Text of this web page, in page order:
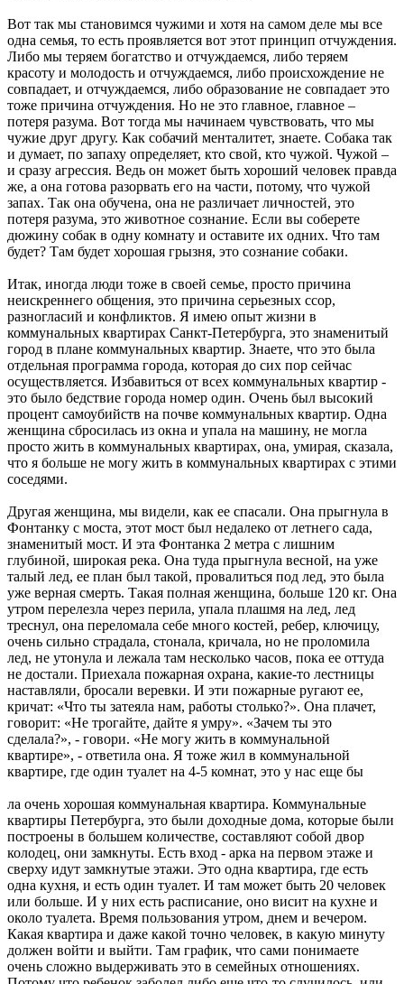
Вот так мы становимся чужими и хотя на самом деле мы все
одна семья, то есть проявляется вот этот принцип отчуждения.
Либо мы теряем богатство и отчуждаемся, либо теряем
красоту и молодость и отчуждаемся, либо происхождение не
совпадает, и отчуждаемся, либо образование не совпадает это
тоже причина отчуждения. Но не это главное, главное –
потеря разума. Вот тогда мы начинаем чувствовать, что мы
чужие друг другу. Как собачий менталитет, знаете. Собака так
и думает, по запаху определяет, кто свой, кто чужой. Чужой –
и сразу агрессия. Ведь он может быть хороший человек правда
же, а она готова разорвать его на части, потому, что чужой
запах. Так она обучена, она не различает личностей, это
потеря разума, это животное сознание. Если вы соберете
дюжину собак в одну комнату и оставите их одних. Что там
будет? Там будет хорошая грызня, это сознание собаки.
Итак, иногда люди тоже в своей семье, просто причина
неискреннего общения, это причина серьезных ссор,
разногласий и конфликтов. Я имею опыт жизни в
коммунальных квартирах Санкт-Петербурга, это знаменитый
город в плане коммунальных квартир. Знаете, что это была
отдельная программа города, которая до сих пор сейчас
осуществляется. Избавиться от всех коммунальных квартир -
это было бедствие города номер один. Очень был высокий
процент самоубийств на почве коммунальных квартир. Одна
женщина сбросилась из окна и упала на машину, не могла
просто жить в коммунальных квартирах, она, умирая, сказала,
что я больше не могу жить в коммунальных квартирах с этими
соседями.
Другая женщина, мы видели, как ее спасали. Она прыгнула в
Фонтанку с моста, этот мост был недалеко от летнего сада,
знаменитый мост. И эта Фонтанка 2 метра с лишним
глубиной, широкая река. Она туда прыгнула весной, на уже
талый лед, ее план был такой, провалиться под лед, это была
уже верная смерть. Такая полная женщина, больше 120 кг. Она
утром перелезла через перила, упала плашмя на лед, лед
треснул, она переломала себе много костей, ребер, ключицу,
очень сильно страдала, стонала, кричала, но не проломила
лед, не утонула и лежала там несколько часов, пока ее оттуда
не достали. Приехала пожарная охрана, какие-то лестницы
наставляли, бросали веревки. И эти пожарные ругают ее,
кричат: «Что ты затеяла нам, работы столько?». Она плачет,
говорит: «Не трогайте, дайте я умру». «Зачем ты это
сделала?», - говори. «Не могу жить в коммунальной
квартире», - ответила она. Я тоже жил в коммунальной
квартире, где один туалет на 4-5 комнат, это у нас еще бы
ла очень хорошая коммунальная квартира. Коммунальные
квартиры Петербурга, это были доходные дома, которые были
построены в большем количестве, составляют собой двор
колодец, они замкнуты. Есть вход - арка на первом этаже и
сверху идут замкнутые этажи. Это одна квартира, где есть
одна кухня, и есть один туалет. И там может быть 20 человек
или больше. И у них есть расписание, оно висит на кухне и
около туалета. Время пользования утром, днем и вечером.
Какая квартира и даже какой точно человек, в какую минуту
должен войти и выйти. Там график, что сами понимаете
очень сложно выдерживать это в семейных отношениях.